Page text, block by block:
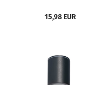
15,98 EUR